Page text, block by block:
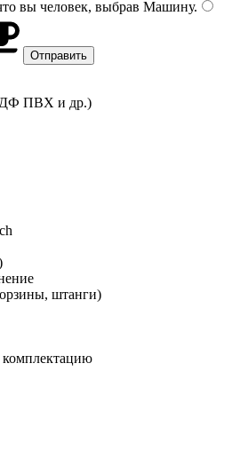
вы человек, выбрав Машину.
ПВХ и др.)
штанги)
комплектацию